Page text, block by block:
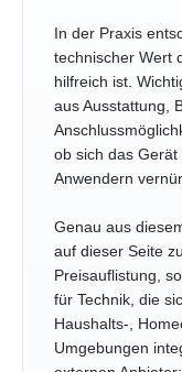
In der Praxis
technischer Wert
hilfreich ist.
aus Ausstattung,
ob sich das
Anwendern
Genau aus
auf dieser Seite
Preisauflistung,
für Technik, die
Haushalts-,
Umgebungen